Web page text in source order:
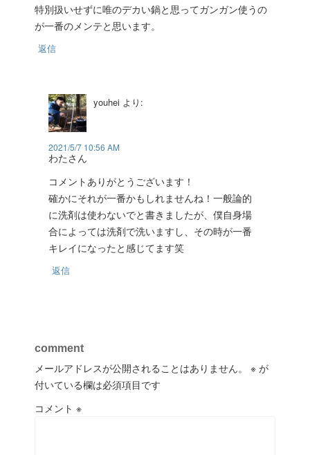
特別扱いせずに唯のデカい鍋と思ってガンガン使うの
が一番のメンテと思います。
返信
youhei より:
2021/5/7 10:56 AM
わたさん
コメントありがとうございます！
確かにそれが一番かもしれませんね！一般論的
に洗剤は使わないでと書きましたが、僕自身場
合によっては洗剤で洗いますし、その時が一番
キレイになったと感じてます笑
返信
comment
メールアドレスが公開されることはありません。 ※ が
付いている欄は必須項目です
コメント ※